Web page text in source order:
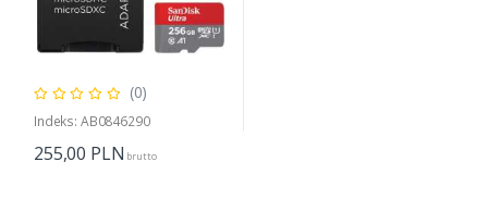
(0)
Indeks: AB0846290
255,00 PLN brutto